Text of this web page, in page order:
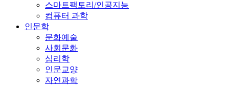
스마트팩토리/인공지능
컴퓨터 과학
인문학
문화예술
사회문화
심리학
인문교양
자연과학